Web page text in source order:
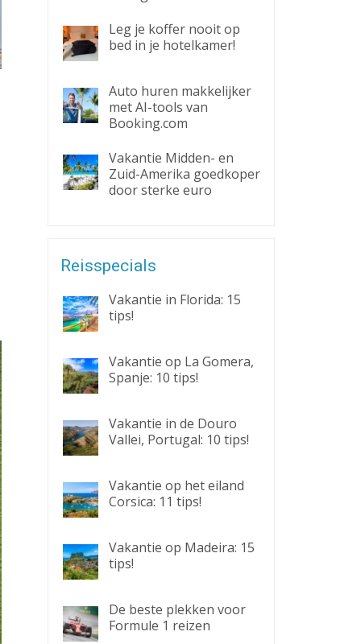
Leg je koffer nooit op
bed in je hotelkamer!
Auto huren makkelijker
met AI-tools van
Booking.com
Vakantie Midden- en
Zuid-Amerika goedkoper
door sterke euro
Reisspecials
Vakantie in Florida: 15
tips!
Vakantie op La Gomera,
Spanje: 10 tips!
Vakantie in de Douro
Vallei, Portugal: 10 tips!
Vakantie op het eiland
Corsica: 11 tips!
Vakantie op Madeira: 15
tips!
De beste plekken voor
Formule 1 reizen